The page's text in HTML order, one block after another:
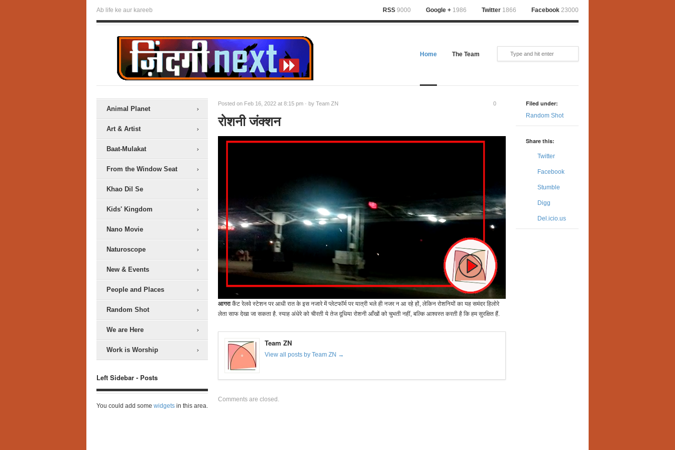
Ab life ke aur kareeb RSS 9000 Google + 1986 Twitter 1866 Facebook 23000
Home The Team
Animal Planet
Art & Artist
Baat-Mulakat
From the Window Seat
Khao Dil Se
Kids' Kingdom
Nano Movie
Naturoscope
New & Events
People and Places
Random Shot
We are Here
Work is Worship
Left Sidebar - Posts
You could add some widgets in this area.
Posted on Feb 16, 2022 at 8:15 pm · by Team ZN 0
रोशनी जंक्शन
आगराकैंट रेलवे स्टेशन पर आधी रात के इस नजारे में प्लेटफॉर्म पर यात्री भले ही नजर न आ रहे हों, लेकिन रोशनियों का यह समंदर हिलोरे
लेता साफ देखा जा सकता है. स्याह अंधेरे को चीरती ये तेज दूधिया रोशनी आँखों को चुभती नहीं, बल्कि आश्वस्त करती है कि हम सुरक्षित हैं.
Team ZN
View all posts by Team ZN →
Comments are closed.
Filed under:
Random Shot
Share this:
Twitter
Facebook
Stumble
Digg
Del.icio.us